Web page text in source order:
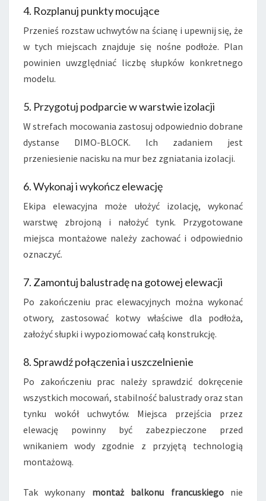
4. Rozplanuj punkty mocujące
Przenieś rozstaw uchwytów na ścianę i upewnij się, że
w tych miejscach znajduje się nośne podłoże. Plan
powinien uwzględniać liczbę słupków konkretnego
modelu.
5. Przygotuj podparcie w warstwie izolacji
W strefach mocowania zastosuj odpowiednio dobrane
dystanse DIMO-BLOCK. Ich zadaniem jest
przeniesienie nacisku na mur bez zgniatania izolacji.
6. Wykonaj i wykończ elewację
Ekipa elewacyjna może ułożyć izolację, wykonać
warstwę zbrojoną i nałożyć tynk. Przygotowane
miejsca montażowe należy zachować i odpowiednio
oznaczyć.
7. Zamontuj balustradę na gotowej elewacji
Po zakończeniu prac elewacyjnych można wykonać
otwory, zastosować kotwy właściwe dla podłoża,
założyć słupki i wypoziomować całą konstrukcję.
8. Sprawdź połączenia i uszczelnienie
Po zakończeniu prac należy sprawdzić dokręcenie
wszystkich mocowań, stabilność balustrady oraz stan
tynku wokół uchwytów. Miejsca przejścia przez
elewację powinny być zabezpieczone przed
wnikaniem wody zgodnie z przyjętą technologią
montażową.
Tak wykonany montaż balkonu francuskiegonie